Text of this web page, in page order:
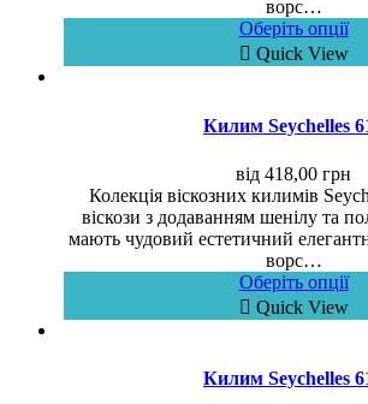
ворс…
Оберіть опції
Quick View
Килим Seychelles
від 418,00 грн
Колекція віскозних килимів
віскози з додаванням шенілу та
мають чудовий естетичний
ворс…
Оберіть опції
Quick View
Килим Seychelles